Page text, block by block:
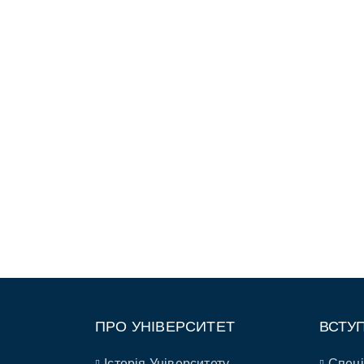
ПРО УНІВЕРСИТЕТ